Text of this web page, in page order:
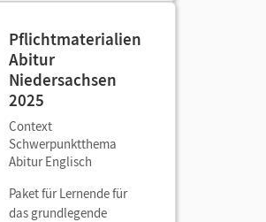
Pflichtmaterialien
Abitur
Niedersachsen
2025
Context
Schwerpunktthema
Abitur Englisch
Paket für Lernende für
das grundlegende